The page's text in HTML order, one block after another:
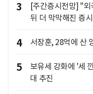
3
[주간증시전망] "
뒤 더 막막해진 증시
4 서장훈, 28억에 산
5
보유세 강화에 '세
대 추진